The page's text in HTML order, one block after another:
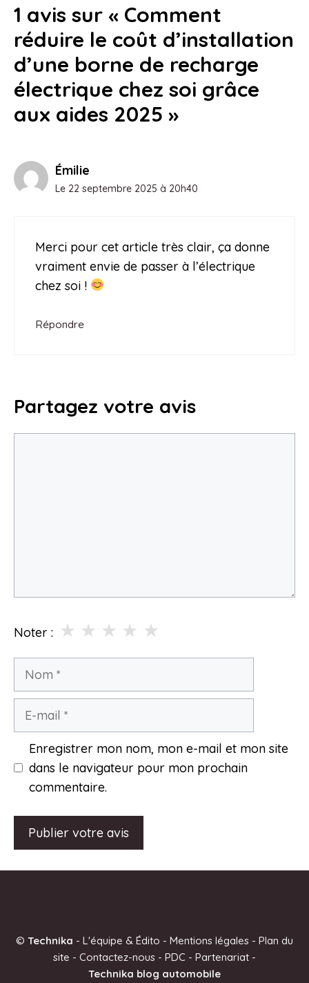
1 avis sur « Comment
réduire le coût d’installation
d’une borne de recharge
électrique chez soi grâce
aux aides 2025 »
Émilie
Le 22 septembre 2025 à 20h40
Merci pour cet article très clair, ça donne
vraiment envie de passer à l’électrique
chez soi !
Répondre
Partagez votre avis
Noter : ★
★
★
★
★
Nom
Enregistrer mon nom, mon e-mail et mon site
dans le navigateur pour mon prochain
commentaire.
r
© Technika - L'équipe & Édito - Mentions légales - Plan du
site - Contactez-nous - PDC - Partenariat -
Technika blog automobile